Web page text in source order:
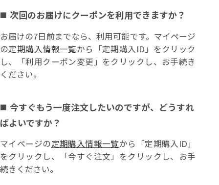
次回のお届けにクーポンを利用できますか？
お届けの7日前までなら、利用可能です。マイページ
の定期購入情報一覧から「定期購入ID」をクリック
し、「利用クーポン変更」をクリックし、お手続き
ください。
今すぐもう一度注文したいのですが、どうすれ
ばよいですか？
マイページの定期購入情報一覧から「定期購入ID」
をクリックし、「今すぐ注文」をクリックし、お手
続きください。